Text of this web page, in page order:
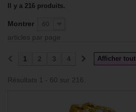
Il y a 216 produits.
Montrer 60
articles par page
Afficher tout
1 2 3 4
Résultats 1 - 60 sur 216.